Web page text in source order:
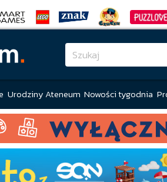
Urodziny Ateneum Nowości tygodnia